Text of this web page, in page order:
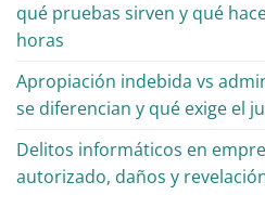
qué pruebas sirven y qué
horas
Apropiación indebida vs
se diferencian y qué exige el
Delitos informáticos en
autorizado, daños y